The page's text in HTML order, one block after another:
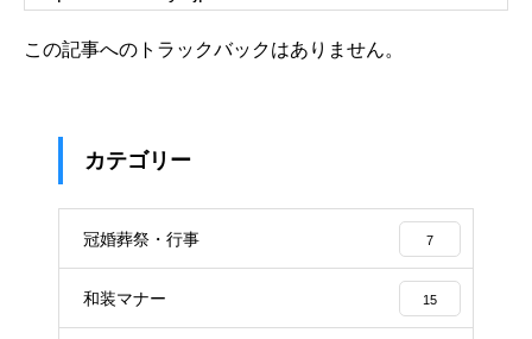
この記事へのトラックバックはありません。
カテゴリー
冠婚葬祭・行事 7
和装マナー 15